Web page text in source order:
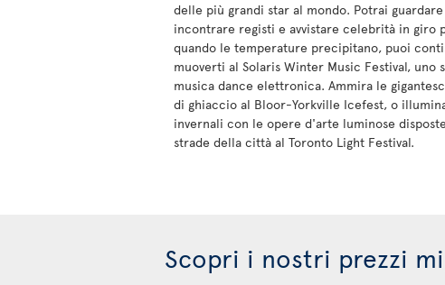
delle più grandi star al mondo. Potrai
incontrare registi e avvistare celebrità in giro
quando le temperature precipitano, puoi
muoverti al Solaris Winter Music Festival, uno
musica dance elettronica. Ammira le
di ghiaccio al Bloor-Yorkville Icefest, o
invernali con le opere d'arte luminose
strade della città al Toronto Light Festival.
Scopri i nostri prezzi